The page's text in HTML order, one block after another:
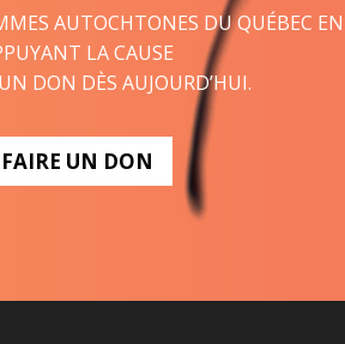
AUTOCHTONES DU QUÉBEC EN
LA CAUSE
DON DÈS AUJOURD’HUI.
FAIRE UN DON